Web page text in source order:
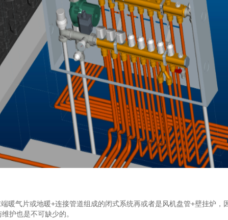
气片或地暖+连接管道组成的闭式系统再或者是风机盘管+壁挂炉，
护也是不可缺少的。